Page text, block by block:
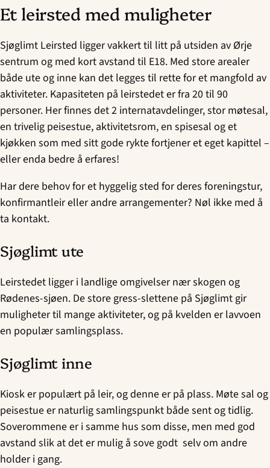
Et leirsted med muligheter
Sjøglimt Leirsted ligger vakkert til litt på utsiden av Ørje
sentrum og med kort avstand til E18. Med store arealer
både ute og inne kan det legges til rette for et mangfold av
aktiviteter. Kapasiteten på leirstedet er fra 20 til 90
personer. Her finnes det 2 internatavdelinger, stor møtesal,
en trivelig peisestue, aktivitetsrom, en spisesal og et
kjøkken som med sitt gode rykte fortjener et eget kapittel –
eller enda bedre å erfares!
Har dere behov for et hyggelig sted for deres foreningstur,
konfirmantleir eller andre arrangementer? Nøl ikke med å
ta kontakt.
Sjøglimt ute
Leirstedet ligger i landlige omgivelser nær skogen og
Rødenes-sjøen. De store gress-slettene på Sjøglimt gir
muligheter til mange aktiviteter, og på kvelden er lavvoen
en populær samlingsplass.
Sjøglimt inne
Kiosk er populært på leir, og denne er på plass. Møte sal og
peisestue er naturlig samlingspunkt både sent og tidlig.
Soverommene er i samme hus som disse, men med god
avstand slik at det er mulig å sove godt selv om andre
holder i gang.